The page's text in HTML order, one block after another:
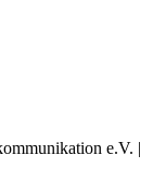
e.V. |